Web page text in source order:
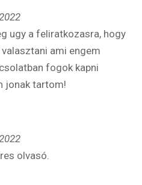
ugy a feliratkozasra, hogy
ami engem
fogok kapni
jonak tartom!
olvasó.